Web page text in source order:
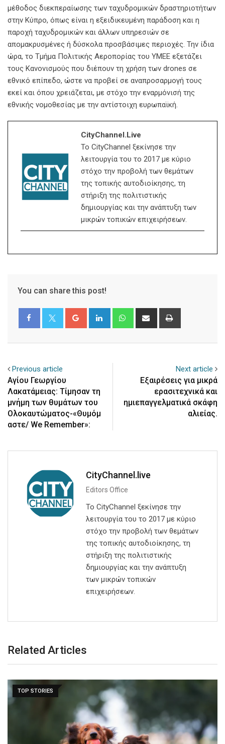
μέθοδος διεκπεραίωσης των ταχυδρομικών δραστηριοτήτων
στην Κύπρο, όπως είναι η εξειδικευμένη παράδοση και η
παροχή ταχυδρομικών και άλλων υπηρεσιών σε
απομακρυσμένες ή δύσκολα προσβάσιμες περιοχές. Την ίδια
ώρα, το Τμήμα Πολιτικής Αεροπορίας του ΥΜΕΕ εξετάζει
τους Κανονισμούς που διέπουν τη χρήση των drones σε
εθνικό επίπεδο, ώστε να προβεί σε αναπροσαρμογή τους
εκεί και όπου χρειάζεται, με στόχο την εναρμόνισή της
εθνικής νομοθεσίας με την αντίστοιχη ευρωπαϊκή.
CityChannel.live
Το CityChannel ξεκίνησε την
λειτουργία του το 2017 με κύριο
στόχο την προβολή των θεμάτων
της τοπικής αυτοδιοίκησης, τη
στήριξη της πολιτιστικής
δημιουργίας και την ανάπτυξη των
μικρών τοπικών επιχειρήσεων.
You can share this post!
Google+ LinkedIn WhatsappShare
Previous article
Αγίου Γεωργίου
Λακατάμειας: Τίμησαν τη
μνήμη των θυμάτων του
Ολοκαυτώματος-«Θυμόμ
αστε/ We Remember»:
Next article
Εξαιρέσεις για μικρά
ερασιτεχνικά και
ημιεπαγγελματικά σκάφη
αλιείας.
CityChannel.live
Editors Office
Το CityChannel ξεκίνησε την
λειτουργία του το 2017 με κύριο
στόχο την προβολή των θεμάτων
της τοπικής αυτοδιοίκησης, τη
στήριξη της πολιτιστικής
δημιουργίας και την ανάπτυξη
των μικρών τοπικών
επιχειρήσεων.
Related Articles
TOP STORIES